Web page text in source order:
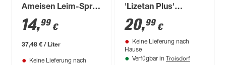
Ameisen Leim-Spray
400 ml
14,99 €
37,48 € / Liter
Keine Lieferung nach
'Lizetan Plus'
Combistäbchen 40
Stück
20,99 €
Keine Lieferung nach
Hause
Verfügbar in Troisdorf